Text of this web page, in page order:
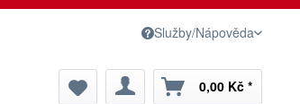
Služby/Nápověda
0,00 Kč *